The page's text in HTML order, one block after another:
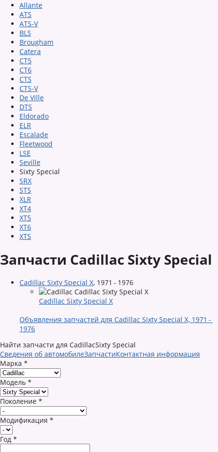
Allante
ATS
ATS-V
BLS
Brougham
Catera
CT5
CT6
CTS
CTS-V
De Ville
DTS
Eldorado
ELR
Escalade
Fleetwood
LSE
Seville
Sixty Special
SRX
STS
XLR
XT4
XT5
XT6
XTS
Запчасти Cadillac Sixty Special
Cadillac Sixty Special X, 1971 - 1976
Cadillac Sixty Special X
Объявления запчастей для Cadillac Sixty Special X, 1971 -
1976
Найти запчасти для CadillacSixty Special
Сведения об автомобилеЗапчастиКонтактная информация
Марка *
Модель *
Поколение *
Модификация *
Год *